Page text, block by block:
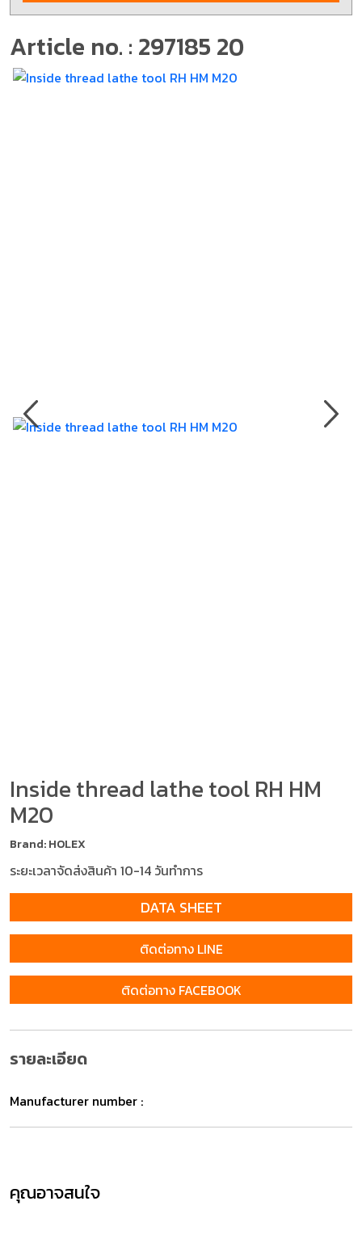
Article no. : 297185 20
Inside thread lathe tool RH HM
M20
Brand: HOLEX
ระยะเวลาจัดส่งสินค้า 10-14 วันทำการ
DATA SHEET
ติดต่อทาง LINE
ติดต่อทาง FACEBOOK
รายละเอียด
Manufacturer number :
คุณอาจสนใจ